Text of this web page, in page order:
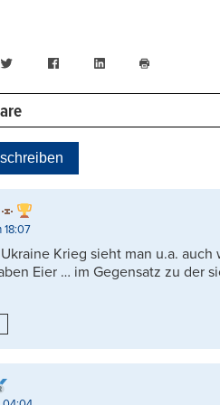
Twitter FacebookLinkedIn
drucken
Krieg sieht man u.a.
Eier … im Gegensatz zu der